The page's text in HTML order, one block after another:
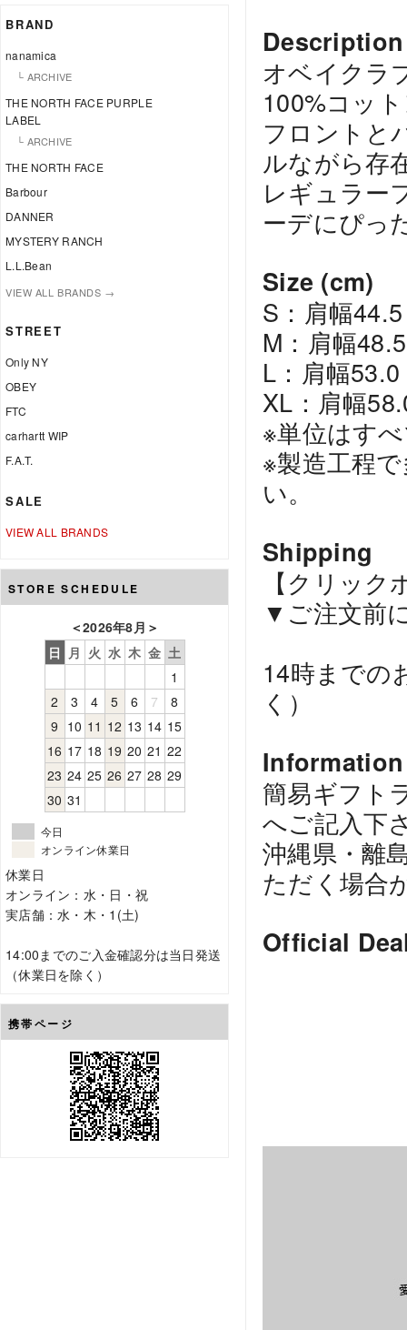
BRAND
nanamica
└ ARCHIVE
THE NORTH FACE PURPLE
LABEL
└ ARCHIVE
THE NORTH FACE
Barbour
DANNER
MYSTERY RANCH
L.L.Bean
VIEW ALL BRANDS →
STREET
Only NY
OBEY
FTC
carhartt WIP
F.A.T.
SALE
VIEW ALL BRANDS
STORE SCHEDULE
＜2026年8月 ＞
日 月 火 水 木 金 土
1
2
3 4 5 6 7
8
9 10 11 12 13 14 15
16 17 18 19 20 21 22
23 24 25 26 27 28 29
30 31
今日
オンライン休業日
休業日
オンライン：水・日・祝
実店舗：水・木・1(土)
14:00までのご入金確認分は当日発送
（休業日を除く）
携帯ページ
Description
オベイクラ
100%コッ
フロントと
ルながら存
レギュラー
ーデにぴっ
Size (cm)
S：肩幅
M：肩幅
L：肩幅
XL：肩幅
※単位はす
※製造工程
い。
Shipping
【クリッ
▼ご注文前
14時までの
く）
Information
簡易ギフト
へご記入下
沖縄県・離
ただく場合
Official